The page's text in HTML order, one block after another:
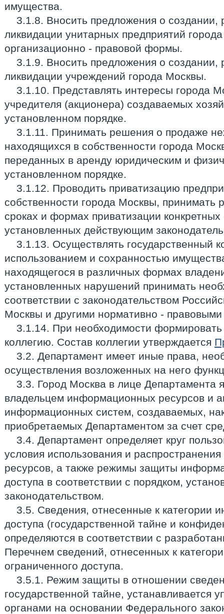
имущества.
3.1.8. Вносить предложения о создании,
ликвидации унитарных предприятий
организационно - правовой формы.
3.1.9. Вносить предложения о создании,
ликвидации учреждений города Москвы.
3.1.10. Представлять интересы города
учредителя (акционера) создаваемых
установленном порядке.
3.1.11. Принимать решения о продаже
находящихся в собственности города
переданных в аренду юридическим и
установленном порядке.
3.1.12. Проводить приватизацию
собственности города Москвы, принимать
сроках и формах приватизации конкретных
установленных действующим
3.1.13. Осуществлять государственный
использованием и сохранностью
находящегося в различных формах
установленных нарушений принимать
соответствии с законодательством
Москвы и другими нормативно - правовыми
3.1.14. При необходимости
коллегию. Состав коллегии утверждается
3.2. Департамент имеет иные права,
осуществления возложенных на него
3.3. Город Москва в лице Департамента
владельцем информационных ресурсов и
информационных систем, создаваемых,
приобретаемых Департаментом за счет
3.4. Департамент определяет круг
условия использования и
ресурсов, а также режимы защиты
доступа в соответствии с порядком,
законодательством.
3.5. Сведения, отнесенные к категории
доступа (государственной тайне и
определяются в соответствии с
Перечнем сведений, отнесенных к
ограниченного доступа.
3.5.1. Режим защиты в отношении
государственной тайне, устанавливается
органами на основании Федерального